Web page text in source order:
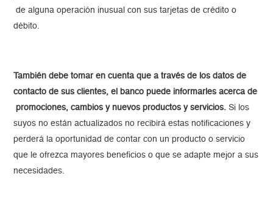
de alguna operación inusual con sus tarjetas de crédito o
débito.
También debe tomar en cuenta que a través de los datos de
contacto de sus clientes, el banco puede informarles acerca de
promociones, cambios y nuevos productos y servicios. Si los
suyos no están actualizados no recibirá estas notificaciones y
perderá la oportunidad de contar con un producto o servicio
que le ofrezca mayores beneficios o que se adapte mejor a sus
necesidades.